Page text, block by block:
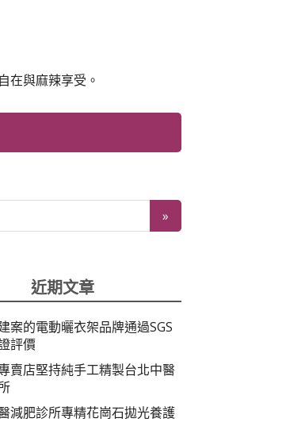
在與麻辣享受。
近期文章
案的電動曬衣架品牌通過SGS
評價
賣店堅持純手工精製台北中醫
減肥診所專精花崗石拋光養護